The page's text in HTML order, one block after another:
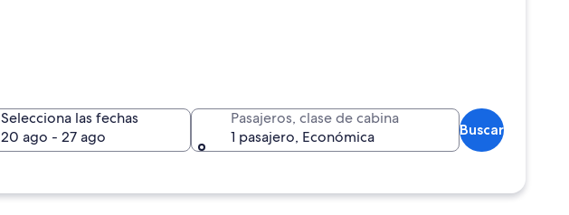
Selecciona las fechas
20 ago - 27 ago
Pasajeros, clase de cabina
1 pasajero, Económica
Buscar